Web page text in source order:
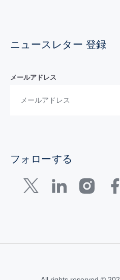
ニュースレター 登録
メールアドレス
フォローする